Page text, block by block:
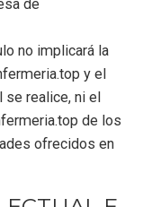
de
no implicará la
y el
realice, ni el
de los
ofrecidos en